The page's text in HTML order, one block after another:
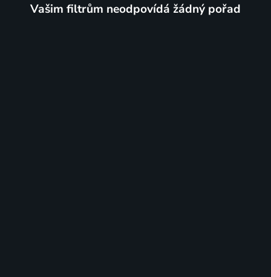
Vašim filtrům neodpovídá žádný pořad